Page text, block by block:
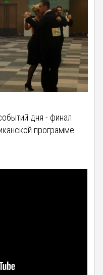
дня - финал
программе